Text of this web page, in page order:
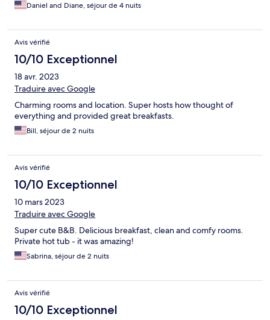
Daniel and Diane, séjour de 4 nuits
Avis vérifié
10/10 Exceptionnel
18 avr. 2023
Traduire avec Google
Charming rooms and location. Super hosts how thought of
everything and provided great breakfasts.
Bill, séjour de 2 nuits
Avis vérifié
10/10 Exceptionnel
10 mars 2023
Traduire avec Google
Super cute B&B. Delicious breakfast, clean and comfy rooms.
Private hot tub - it was amazing!
Sabrina, séjour de 2 nuits
Avis vérifié
10/10 Exceptionnel